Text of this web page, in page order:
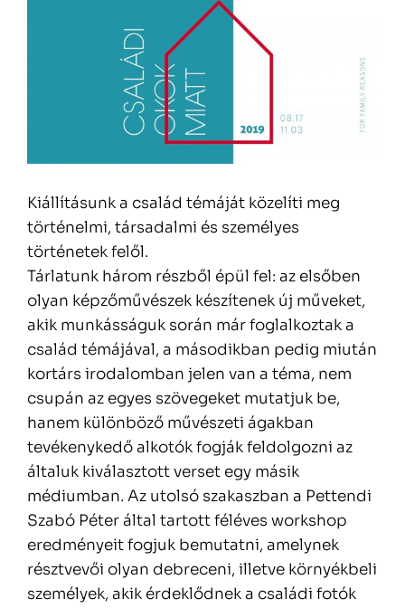
Kiállításunk a család témáját közelíti meg
történelmi, társadalmi és személyes
történetek felől.
Tárlatunk három részből épül fel: az elsőben
olyan képzőművészek készítenek új műveket,
akik munkásságuk során már foglalkoztak a
család témájával, a másodikban pedig miután
kortárs irodalomban jelen van a téma, nem
csupán az egyes szövegeket mutatjuk be,
hanem különböző művészeti ágakban
tevékenykedő alkotók fogják feldolgozni az
általuk kiválasztott verset egy másik
médiumban. Az utolsó szakaszban a Pettendi
Szabó Péter által tartott féléves workshop
eredményeit fogjuk bemutatni, amelynek
résztvevői olyan debreceni, illetve környékbeli
személyek, akik érdeklődnek a családi fotók